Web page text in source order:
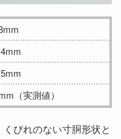
（実測値）
びれのない寸胴形状と